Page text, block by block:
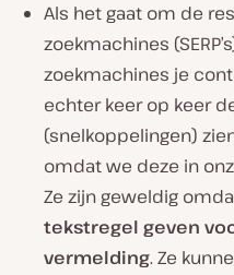
Als het gaat om de
zoekmachines
zoekmachines je
echter keer op keer
(snelkoppelingen)
omdat we deze in
Ze zijn geweldig
tekstregel geven
vermelding. Ze